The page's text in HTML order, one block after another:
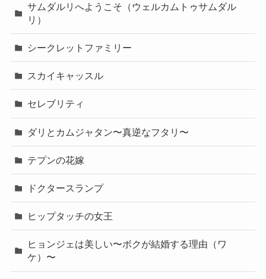
サムダルリへようこそ（ウェルカムトゥサムダル
リ）
シークレットファミリー
スカイキャッスル
セレブリティ
ダリとカムジャタン〜真逆なフタリ〜
テプンの花嫁
ドクタースランプ
ヒップタッチの女王
ヒョンジェは美しい〜ボクが結婚する理由（ワ
ケ）〜